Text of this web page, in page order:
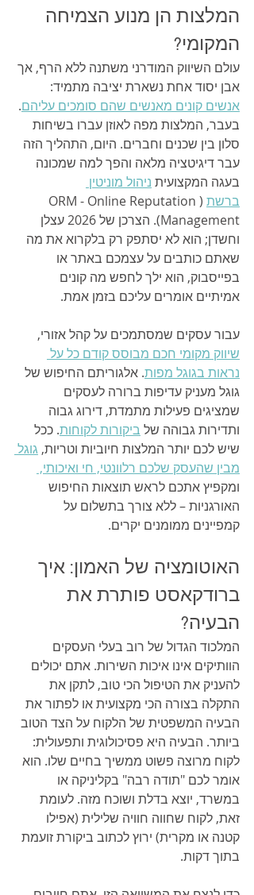
המלצות הן מנוע הצמיחה
המקומי?
עולם השיווק המודרני משתנה ללא הרף, אך
אבן יסוד אחת נשארת יציבה מתמיד:
אנשים קונים מאנשים שהם סומכים עליהם.
בעבר, המלצות מפה לאוזן עברו בשיחות
סלון בין שכנים וחברים. היום, התהליך הזה
עבר דיגיטציה מלאה והפך למה שמכונה
בעגה המקצועית ניהול מוניטין
ברשת
(ORM - Online Reputation
Management). הצרכן של 2026 עצלן
וחשדן; הוא לא יסתפק רק בלקרוא את מה
שאתם כותבים על עצמכם באתר או
בפייסבוק, הוא ילך לחפש מה קונים
אמיתיים אומרים עליכם בזמן אמת.
עבור עסקים שמסתמכים על קהל אזורי,
שיווק מקומי חכם מבוסס קודם כל על
נראות בגוגל מפות. אלגוריתם החיפוש של
גוגל מעניק עדיפות ברורה לעסקים
שמציגים פעילות מתמדת, דירוג גבוה
ותדירות גבוהה של ביקורות לקוחות. ככל
שיש לכם יותר המלצות חיוביות וטריות, גוגל
מבין שהעסק שלכם רלוונטי, חי ואיכותי,
ומקפיץ אתכם לראש תוצאות החיפוש
האורגניות – ללא צורך בתשלום על
קמפיינים ממומנים יקרים.
האוטומציה של האמון: איך
ברודקאסט פותרת את
הבעיה?
המלכוד הגדול של רוב בעלי העסקים
הוותיקים אינו איכות השירות. אתם יכולים
להעניק את הטיפול הכי טוב, לתקן את
התקלה בצורה הכי מקצועית או לפתור את
הבעיה המשפטית של הלקוח על הצד הטוב
ביותר. הבעיה היא פסיכולוגית ותפעולית:
לקוח מרוצה פשוט ממשיך בחיים שלו. הוא
אומר לכם "תודה רבה" בקליניקה או
במשרד, יוצא בדלת ושוכח מזה. לעומת
זאת, לקוח שחווה חוויה שלילית (אפילו
קטנה או מקרית) ירוץ לכתוב ביקורת זועמת
בתוך דקות.